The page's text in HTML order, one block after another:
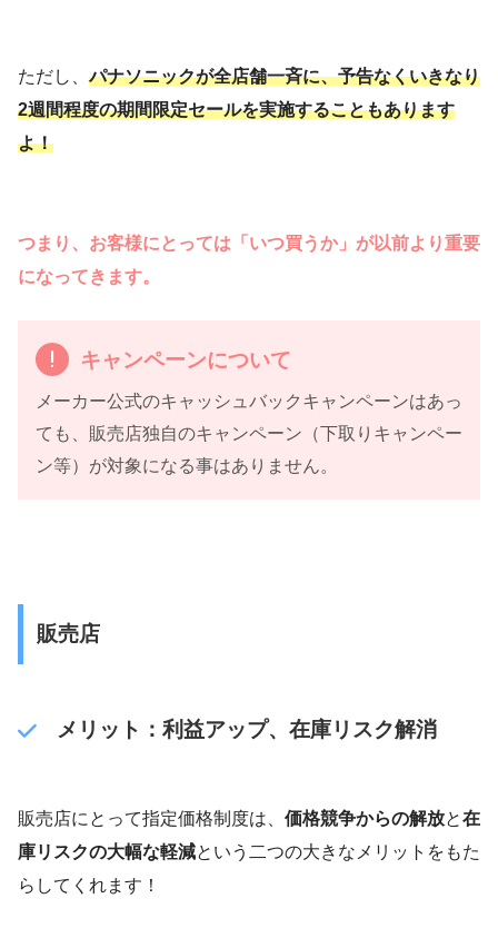
ただし、パナソニックが全店舗一斉に、予告なくいきなり
2週間程度の期間限定セールを実施することもあります
よ！
つまり、お客様にとっては「いつ買うか」が以前より重要
になってきます。
キャンペーンについて
メーカー公式のキャッシュバックキャンペーンはあっ
ても、販売店独自のキャンペーン（下取りキャンペー
ン等）が対象になる事はありません。
販売店
メリット：利益アップ、在庫リスク解消
販売店にとって指定価格制度は、 価格競争からの解放と在
庫リスクの大幅な軽減という二つの大きなメリットをもた
らしてくれます！